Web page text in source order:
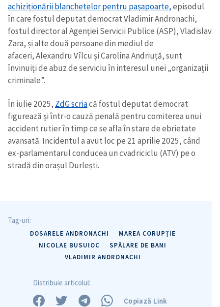
achiziționării blanchetelor pentru pașapoarte,episodul
în care fostul deputat democrat Vladimir Andronachi,
fostul director al Agenției Servicii Publice (ASP), Vladislav
Zara, și alte două persoane din mediul de
afaceri, Alexandru Vîlcu și Carolina Andriuță, sunt
învinuiți de abuz de serviciu în interesul unei „organizații
criminale”.
În iulie 2025, ZdG scriacă fostul deputat democrat
figurează și într-o cauză penală pentru comiterea unui
accident rutier în timp ce se afla în stare de ebrietate
avansată. Incidentul a avut loc pe 21 aprilie 2025, când
ex-parlamentarul conducea un cvadriciclu (ATV) pe o
stradă din orașul Durlești.
Tag-uri:
DOSARELE ANDRONACHI
MAREA CORUPȚIE
NICOLAE BUSUIOC
SPĂLARE DE BANI
VLADIMIR ANDRONACHI
Distribuie articolul:
Copiază Link